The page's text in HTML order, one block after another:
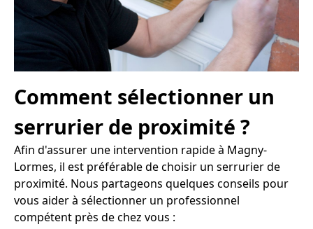
Comment sélectionner un
serrurier de proximité ?
Afin d'assurer une intervention rapide à Magny-
Lormes, il est préférable de choisir un serrurier de
proximité. Nous partageons quelques conseils pour
vous aider à sélectionner un professionnel
compétent près de chez vous :